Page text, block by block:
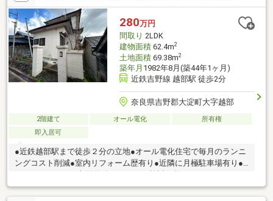
280万円
間取り 2LDK
建物面積62.4m2
土地面積69.38m2
築年月 1982年8月(築44年1ヶ月)
近鉄吉野線 越部駅 徒歩2分
奈良県吉野郡大淀町大字越部
2階建て オール電化
所有権
即入居可
●近鉄越部駅まで徒歩２分の立地●オール電化住宅で毎月のランニ
ングコスト削減●室内リフォーム歴有り●近隣に月極駐車場有り●